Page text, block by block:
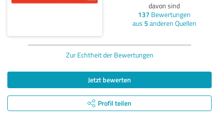
davon sind
137 Bewertungen
aus 5 anderen Quellen
Zur Echtheit der Bewertungen
Jetzt bewerten
Profil teilen